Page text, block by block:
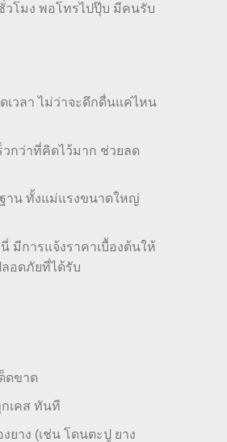
วโมง พอโทรไปปุ๊บ มีคนรับ
วลา ไม่ว่าจะดึกดื่นแค่ไหน
วกว่าที่คิดไว้มาก ช่วยลด
าน ทั้งแม่แรงขนาดใหญ่
มีการแจ้งราคาเบื้องต้นให้
อดภัยที่ได้รับ
ดขาด
เคส ทันที
าง (เช่น โดนตะปู ยาง